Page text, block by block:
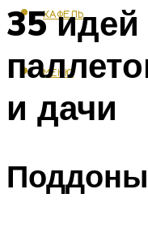
КАФЕЛЬ
МЕНЮ
35
и дачи